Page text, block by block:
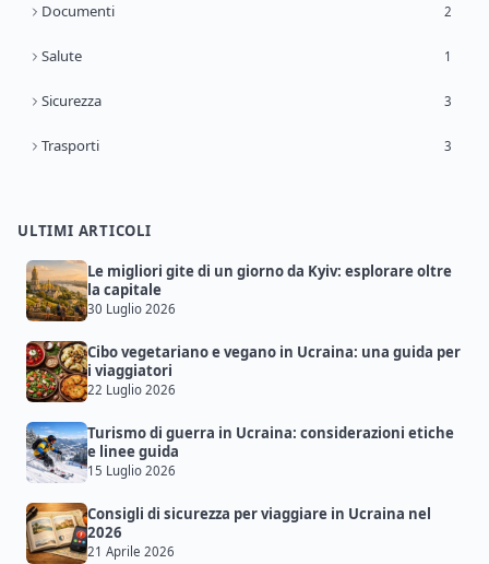
Documenti 2
Salute 1
Sicurezza 3
Trasporti 3
ULTIMI ARTICOLI
Le migliori gite di un giorno da Kyiv: esplorare oltre
la capitale
30 Luglio 2026
Cibo vegetariano e vegano in Ucraina: una guida per
i viaggiatori
22 Luglio 2026
Turismo di guerra in Ucraina: considerazioni etiche
e linee guida
15 Luglio 2026
Consigli di sicurezza per viaggiare in Ucraina nel
2026
21 Aprile 2026